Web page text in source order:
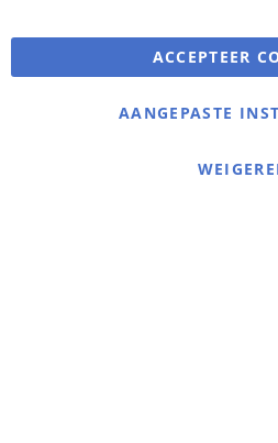
Warmerdam Revalidatie
Informatie
ACCEPTEER
AANGEPASTE